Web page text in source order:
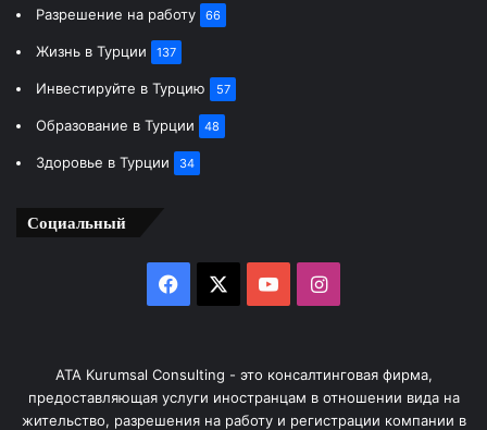
Разрешение на работу 66
Жизнь в Турции 137
Инвестируйте в Турцию 57
Образование в Турции 48
Здоровье в Турции 34
Социальный
Facebook YouTubeInstagram
ATA Kurumsal Consulting - это консалтинговая фирма,
предоставляющая услуги иностранцам в отношении вида на
жительство, разрешения на работу и регистрации компании в